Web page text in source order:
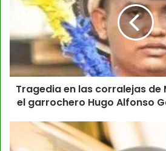
Tragedia en las corralejas de
el garrochero Hugo Alfonso